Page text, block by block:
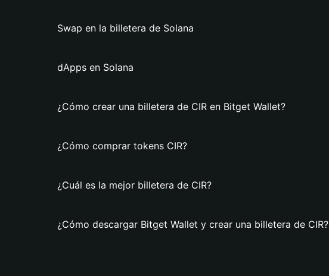
Swap en la billetera de Solana
dApps en Solana
¿Cómo crear una billetera de CIR en Bitget Wallet?
¿Cómo comprar tokens CIR?
¿Cuál es la mejor billetera de CIR?
¿Cómo descargar Bitget Wallet y crear una billetera de CIR?